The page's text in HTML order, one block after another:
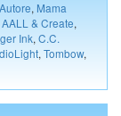
, Mama
AALL & Create,
Ink, C.C.
, Tombow,